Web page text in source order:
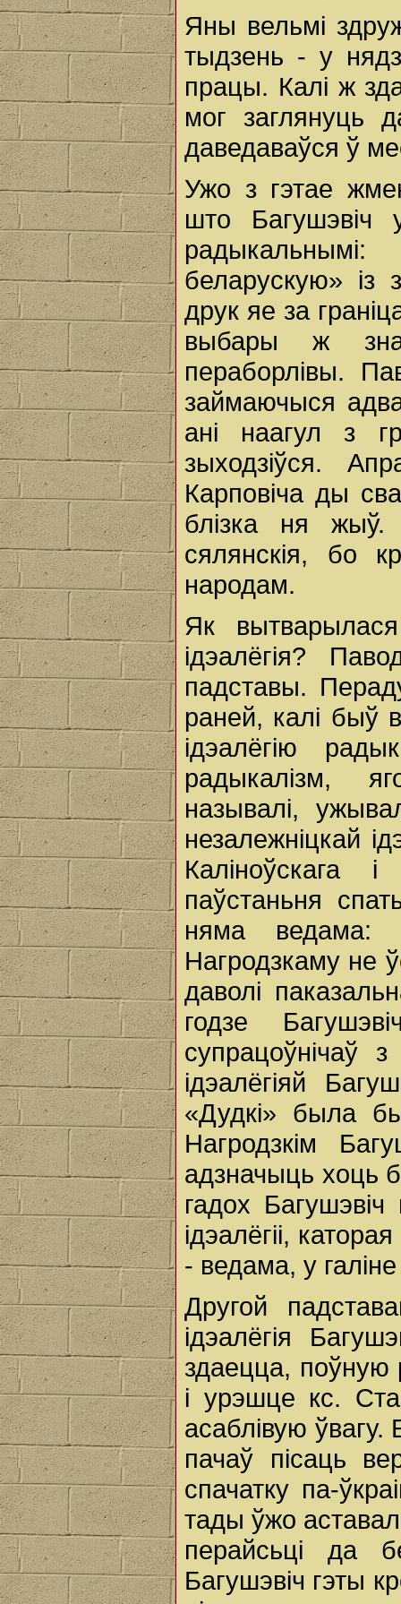
Яны вельмі
тыдзень - у
працы. Калі ж
мог заглянуць
даведаваўся ў
Ужо з гэтае
што Багушэвіч
радыкальнымі:
беларускую» із
друк яе за
выбары ж
пераборлівы.
займаючыся
ані наагул з
зыходзіўся.
Карповіча ды
блізка ня
сялянскія, бо
народам.
Як
ідэалёгія?
падставы.
раней, калі быў
ідэалёгію
радыкалізм,
называлі,
незалежніцкай
Каліноўскага
паўстаньня
няма ведама:
Нагродзкаму не
даволі
годзе
супрацоўнічаў
ідэалёгіяй
«Дудкі» была
Нагродзкім
адзначыць хоць
гадох
ідэалёгіі,
- ведама, у
Другой
ідэалёгія
здаецца, поўную
і урэшце кс.
асаблівую
пачаў пісаць
спачатку па-
тады ўжо
перайсьці да
Багушэвіч гэты